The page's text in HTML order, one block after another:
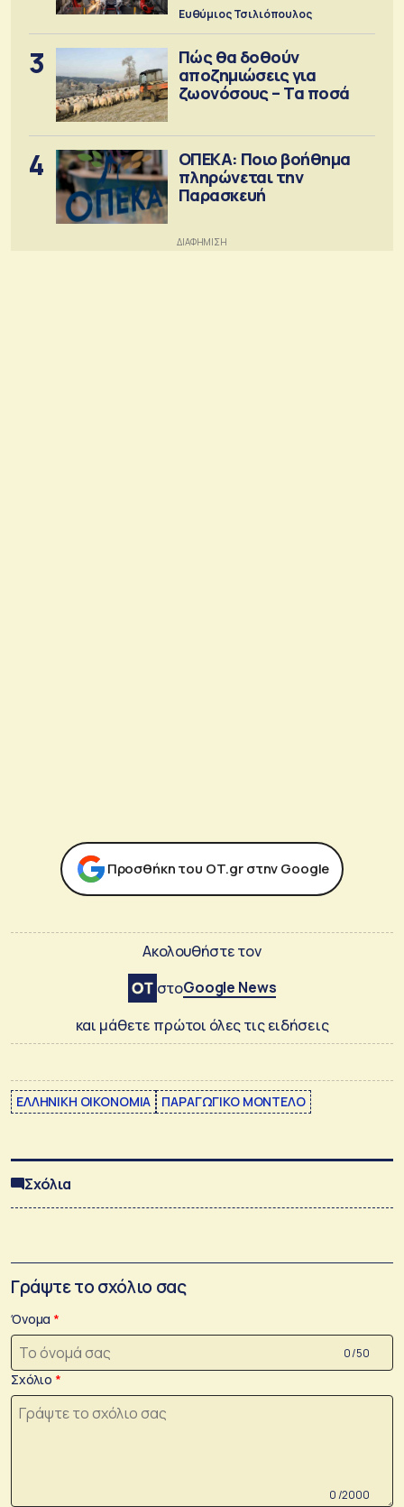
Ευθύμιος Τσιλιόπουλος
3
Πώς θα δοθούν
αποζημιώσεις για
ζωονόσους – Τα ποσά
4
ΟΠΕΚΑ: Ποιο βοήθημα
πληρώνεται την
Παρασκευή
Προσθήκη του ΟΤ.gr στην Google
Ακολουθήστε τον
στοGoogle News
και μάθετε πρώτοι όλες τις ειδήσεις
ΕΛΛΗΝΙΚΗ ΟΙΚΟΝΟΜΙΑ ΠΑΡΑΓΩΓΙΚΟ ΜΟΝΤΕΛΟ
Σχόλια
Γράψτε το σχόλιο σας
Όνομα
0 /50
Σχόλιο
0 /2000